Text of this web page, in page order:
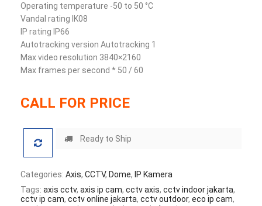
Operating temperature -50 to 50 °C
Vandal rating IK08
IP rating IP66
Autotracking version Autotracking 1
Max video resolution 3840×2160
Max frames per second * 50 / 60
CALL FOR PRICE
Ready to Ship
Categories: Axis, CCTV, Dome, IP Kamera
Tags: axis cctv, axis ip cam, cctv axis, cctv indoor jakarta,
cctv ip cam, cctv online jakarta, cctv outdoor, eco ip cam,